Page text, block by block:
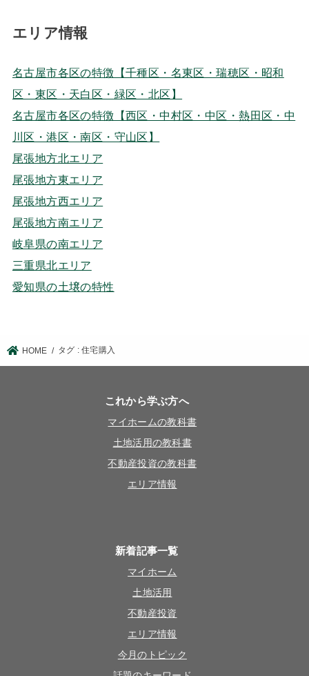
エリア情報
名古屋市各区の特徴【千種区・名東区・瑞穂区・昭和
区・東区・天白区・緑区・北区】
名古屋市各区の特徴【西区・中村区・中区・熱田区・中
川区・港区・南区・守山区】
尾張地方北エリア
尾張地方東エリア
尾張地方西エリア
尾張地方南エリア
岐阜県の南エリア
三重県北エリア
愛知県の土壌の特性
HOME タグ : 住宅購入
これから学ぶ方へ
マイホームの教科書
土地活用の教科書
不動産投資の教科書
エリア情報
新着記事一覧
マイホーム
土地活用
不動産投資
エリア情報
今月のトピック